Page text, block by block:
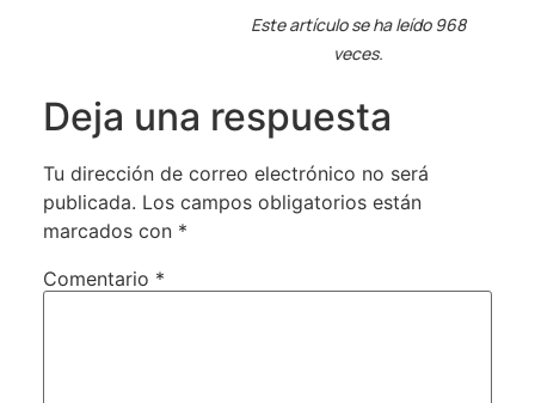
Este artículo se ha leído 968
veces.
Deja una respuesta
Tu dirección de correo electrónico no será
publicada. Los campos obligatorios están
marcados con *
Comentario *